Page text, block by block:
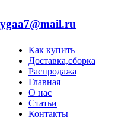
Как купить
Доставка,сборка
Распродажа
Главная
О нас
Статьи
Контакты